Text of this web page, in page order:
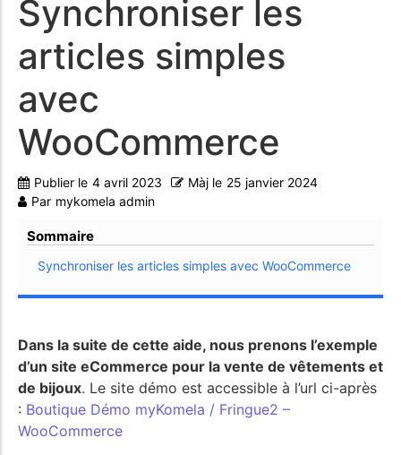
Synchroniser les
articles simples
avec
WooCommerce
Publier le 4 avril 2023 Màj le 25 janvier 2024
Par mykomela admin
Sommaire
Synchroniser les articles simples avec WooCommerce
Dans la suite de cette aide, nous prenons l’exemple
d’un site eCommerce pour la vente de vêtements et
de bijoux. Le site démo est accessible à l’url ci-après
: Boutique Démo myKomela / Fringue2 –
WooCommerce